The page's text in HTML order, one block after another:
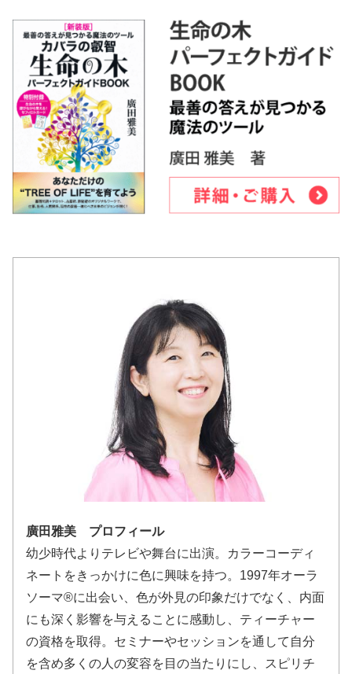
廣田雅美 プロフィール
幼少時代よりテレビや舞台に出演。カラーコーディ
ネートをきっかけに色に興味を持つ。1997年オーラ
ソーマ®︎に出会い、色が外見の印象だけでなく、内面
にも深く影響を与えることに感動し、ティーチャー
の資格を取得。セミナーやセッションを通して自分
を含め多くの人の変容を目の当たりにし、スピリチ